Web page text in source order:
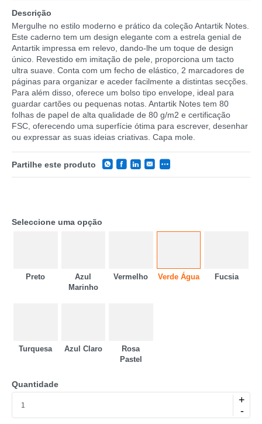
Descrição
Mergulhe no estilo moderno e prático da coleção Antartik Notes.
Este caderno tem um design elegante com a estrela genial de
Antartik impressa em relevo, dando-lhe um toque de design
único. Revestido em imitação de pele, proporciona um tacto
ultra suave. Conta com um fecho de elástico, 2 marcadores de
páginas para organizar e aceder facilmente a distintas secções.
Para além disso, oferece um bolso tipo envelope, ideal para
guardar cartões ou pequenas notas. Antartik Notes tem 80
folhas de papel de alta qualidade de 80 g/m2 e certificação
FSC, oferecendo uma superfície ótima para escrever, desenhar
ou expressar as suas ideias criativas. Capa mole.
Partilhe este produto
Seleccione uma opção
Preto
Azul
Marinho
Vermelho Verde Água Fucsia
Turquesa Azul Claro
Rosa
Pastel
Quantidade
+
-
EAN
MODELO